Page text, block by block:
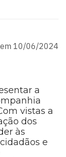
10/06/2024
a
vistas a
dos
às
e